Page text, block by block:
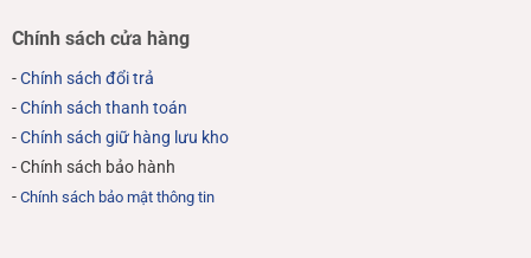
Chính sách cửa hàng
-Chính sách đổi trả
-Chính sách thanh toán
-Chính sách giữ hàng lưu kho
- Chính sách bảo hành
- Chính sách bảo mật thông tin